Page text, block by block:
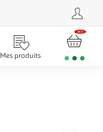
Mes produits